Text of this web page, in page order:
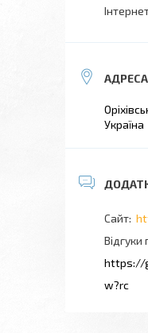
Україна
Відгуки
https://
w?rc